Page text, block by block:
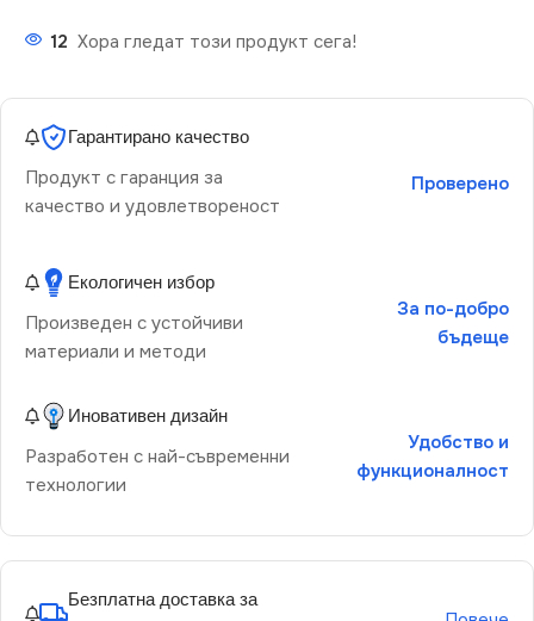
12 Хора гледат този продукт сега!
Гарантирано качество
Продукт с гаранция за
качество и удовлетвореност
Проверено
Екологичен избор
Произведен с устойчиви
материали и методи
За по-добро
бъдеще
Иновативен дизайн
Разработен с най-съвременни
технологии
Удобство и
функционалност
Безплатна доставка за